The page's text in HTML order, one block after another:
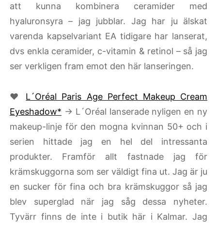
att kunna kombinera ceramider med
hyaluronsyra – jag jubblar. Jag har ju älskat
varenda kapselvariant EA tidigare har lanserat,
dvs enkla ceramider, c-vitamin & retinol – så jag
ser verkligen fram emot den här lanseringen.
♥ L´Oréal Paris Age Perfect Makeup Cream
Eyeshadow* → L´Oréal lanserade nyligen en ny
makeup-linje för den mogna kvinnan 50+ och i
serien hittade jag en hel del intressanta
produkter. Framför allt fastnade jag för
krämskuggorna som ser väldigt fina ut. Jag är ju
en sucker för fina och bra krämskuggor så jag
blev superglad när jag såg dessa nyheter.
Tyvärr finns de inte i butik här i Kalmar. Jag